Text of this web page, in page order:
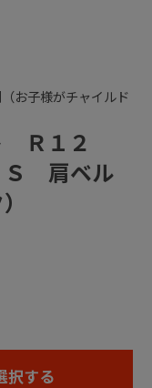
Ｒ１２
肩ベル
お子様がチャイルド
択する